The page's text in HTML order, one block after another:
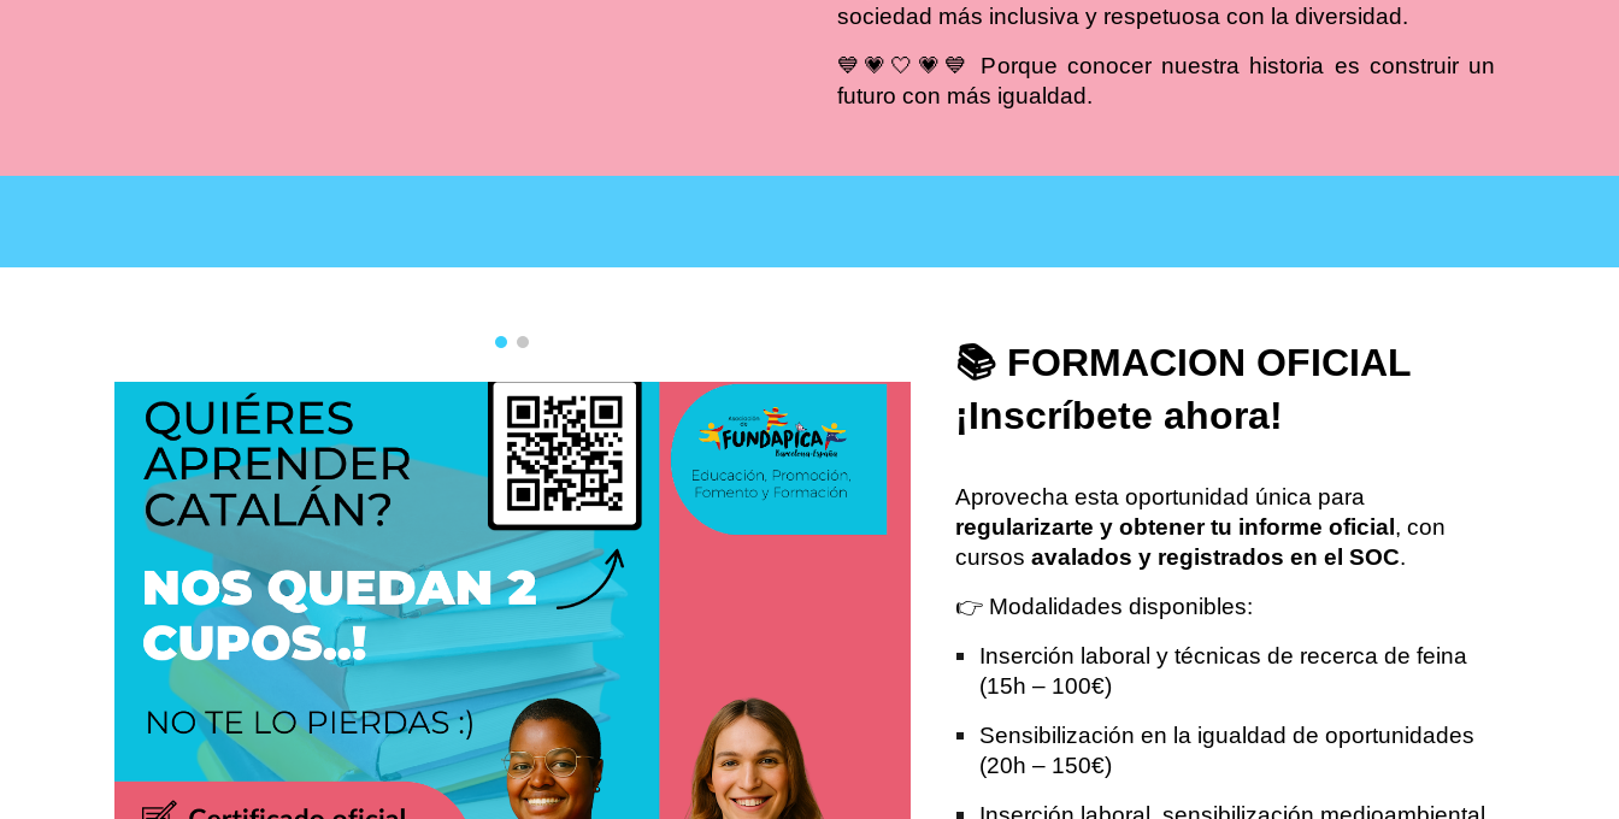
sociedad más inclusiva y respetuosa con la diversidad.
💙💗🤍💗💙 Porque conocer nuestra historia es construir un
futuro con más igualdad.
📚 FORMACION OFICIAL
¡Inscríbete ahora!
Aprovecha esta oportunidad única para
regularizarte y obtener tu informe oficial , con
cursosavalados y registrados en el SOC.
👉 Modalidades disponibles:
Inserción laboral y técnicas de recerca de feina
(15h – 100€)
Sensibilización en la igualdad de oportunidades
(20h – 150€)